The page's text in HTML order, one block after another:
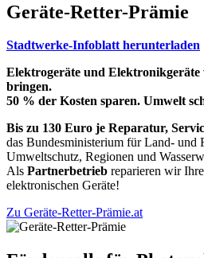
Geräte-Retter-Prämie
Stadtwerke-Infoblatt herunterladen
Elektrogeräte und Elektronikgeräte
bringen.
50 % der Kosten sparen. Umwelt
Bis zu 130 Euro je Reparatur,
das Bundesministerium für Land- und
Umweltschutz, Regionen und
Als Partnerbetrieb reparieren wir
elektronischen Geräte!
Zu Geräte-Retter-Prämie.at